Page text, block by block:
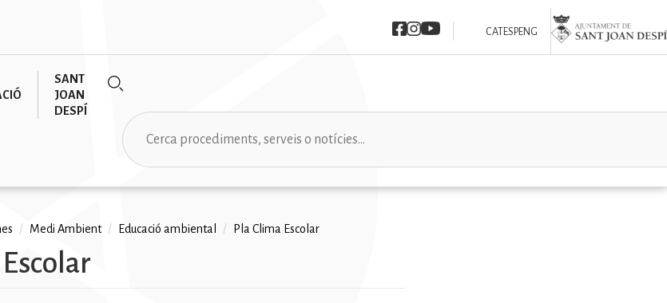
Imatge
Imatge
Imatge CAT ESPENG
Imatge
SANT
JOAN
DESPÍ
Cerca
/ Medi Ambient / Educació ambiental / Pla Clima Escolar